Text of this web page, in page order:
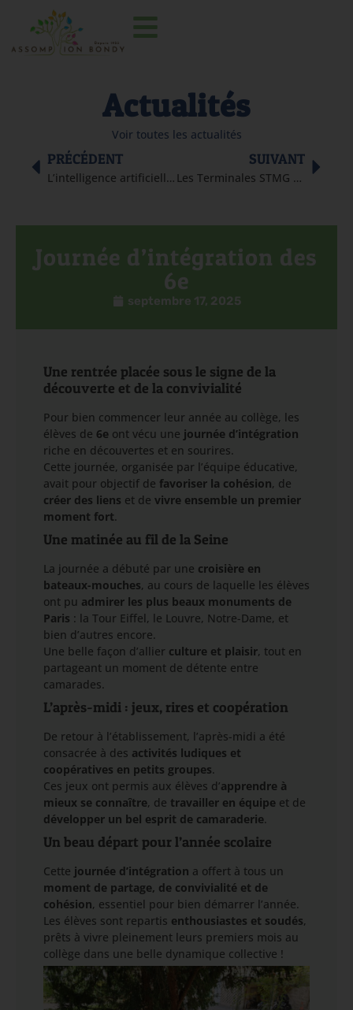
Actualités
Voir toutes les actualités
PRÉCÉDENT
L’intelligence artificielle au cœur du programme de mathématiques en seconde
SUIVANT
Les Terminales STMG au nouveau tribunal de Paris
Journée d’intégration des
6e
septembre 17, 2025
Une rentrée placée sous le signe de la
découverte et de la convivialité
Pour bien commencer leur année au collège, les
élèves de 6e ont vécu une journée d’intégration
riche en découvertes et en sourires.
Cette journée, organisée par l’équipe éducative,
avait pour objectif de favoriser la cohésion, de
créer des liens et de vivre ensemble un premier
moment fort.
Une matinée au fil de la Seine
La journée a débuté par une croisière en
bateaux-mouches, au cours de laquelle les élèves
ont pu admirer les plus beaux monuments de
Paris : la Tour Eiffel, le Louvre, Notre-Dame, et
bien d’autres encore.
Une belle façon d’allier culture et plaisir, tout en
partageant un moment de détente entre
camarades.
L’après-midi : jeux, rires et coopération
De retour à l’établissement, l’après-midi a été
consacrée à des activités ludiques et
coopératives en petits groupes.
Ces jeux ont permis aux élèves d’apprendre à
mieux se connaître, de travailler en équipe et de
développer un bel esprit de camaraderie.
Un beau départ pour l’année scolaire
Cette journée d’intégration a offert à tous un
moment de partage, de convivialité et de
cohésion, essentiel pour bien démarrer l’année.
Les élèves sont repartis enthousiastes et soudés,
prêts à vivre pleinement leurs premiers mois au
collège dans une belle dynamique collective !